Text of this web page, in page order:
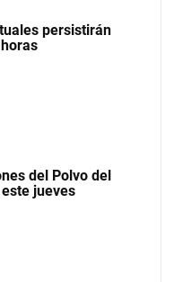
persistirán
del Polvo del
jueves